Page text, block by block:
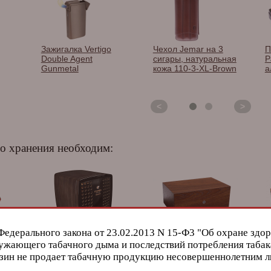
Зажигалка Vertigo
Double Agent
Gunmetal
Чехол Jemar на 3
сигары, натуральная
кожа 110-3-XL-Brown
< >
хранения необходим:
Хьюмидор Cohiba
Behike на 60 сигар
Хьюмидор Gentili на
40 сигар SQP30
закона от 23.02.2013 N 15-Ф3 "Об охране
табачного дыма и последствий потребления
не продает табачную продукцию несовершеннолетним